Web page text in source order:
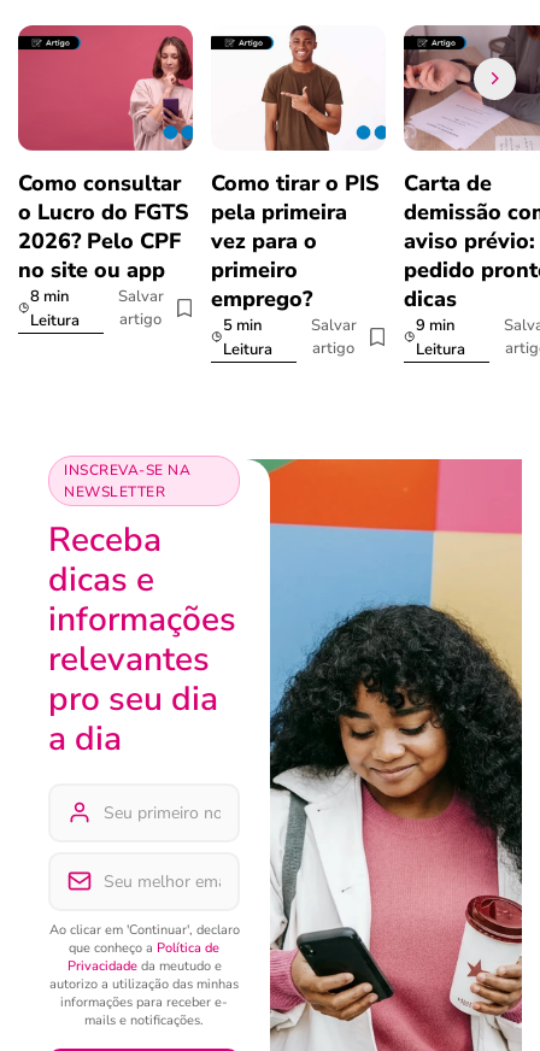
Como consultar
o Lucro do FGTS
2026? Pelo CPF
no site ou app
8 min
Leitura
Salvar
artigo
Como tirar o PIS
pela primeira
vez para o
primeiro
emprego?
5 min
Leitura
Salvar
artigo
Carta de
demissão
aviso prévio:
pedido
dicas
9 min
Leitura
INSCREVA-SE NA
NEWSLETTER
Receba
dicas e
informações
relevantes
pro seu dia
a dia
Ao clicar em 'Continuar', declaro
que conheço a Política de
Privacidadeda meutudo e
autorizo a utilização das minhas
informações para receber e-
mails e notificações.